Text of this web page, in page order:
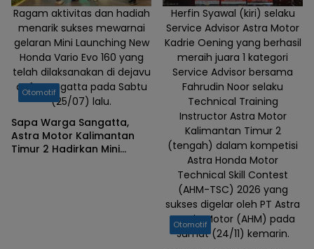
Ragam aktivitas dan hadiah
menarik sukses mewarnai
gelaran Mini Launching New
Honda Vario Evo 160 yang
telah dilaksanakan di dejavu
cafe Sangatta pada Sabtu
(25/07) lalu.
Otomotif
Sapa Warga Sangatta,
Astra Motor Kalimantan
Timur 2 Hadirkan Mini
Herfin Syawal (kiri) selaku
Service Advisor Astra Motor
Kadrie Oening yang berhasil
meraih juara 1 kategori
Service Advisor bersama
Fahrudin Noor selaku
Technical Training
Instructor Astra Motor
Kalimantan Timur 2
(tengah) dalam kompetisi
Astra Honda Motor
Technical Skill Contest
(AHM-TSC) 2026 yang
sukses digelar oleh PT Astra
Honda Motor (AHM) pada
Jumat (24/11) kemarin.
Otomotif